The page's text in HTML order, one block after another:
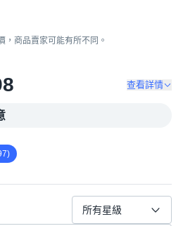
，商品賣家可能有所不同。
查看詳情
所有星級